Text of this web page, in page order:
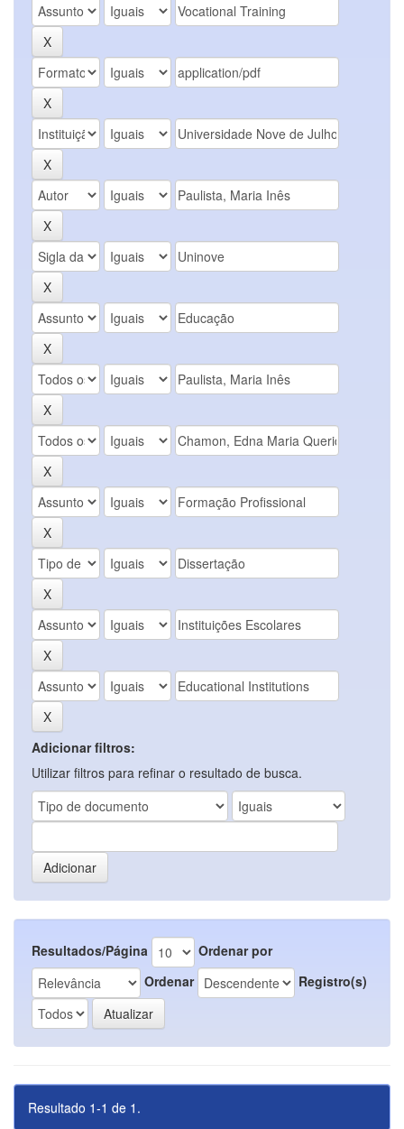
Adicionar filtros:
Utilizar filtros para refinar o resultado de busca.
Resultados/Página
Ordenar por
Ordenar
Registro(s)
Resultado 1-1 de 1.